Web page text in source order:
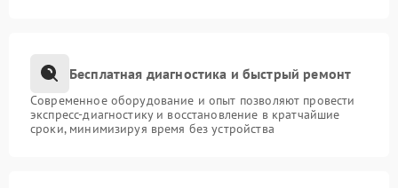
Бесплатная диагностика и быстрый ремонт
Современное оборудование и опыт позволяют провести
экспресс-диагностику и восстановление в кратчайшие
сроки, минимизируя время без устройства